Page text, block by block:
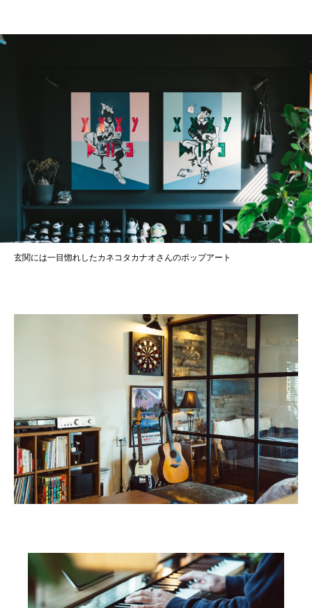
玄関には一目惚れしたカネコタカナオさんのポップアート